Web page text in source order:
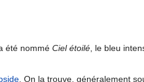
été nommé Ciel étoilé , le bleu
. On la trouve, généralement